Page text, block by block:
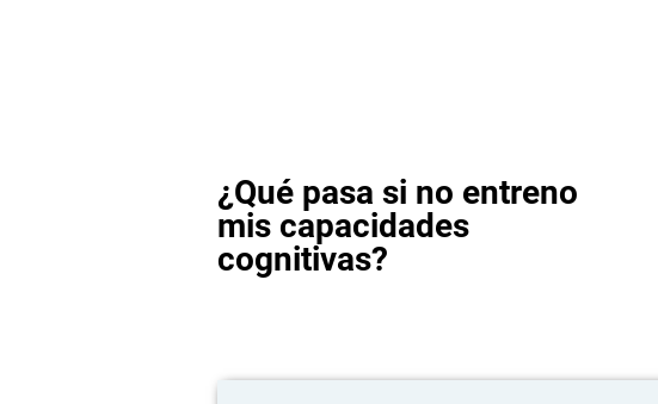
¿Qué pasa si no entreno
mis capacidades
cognitivas?